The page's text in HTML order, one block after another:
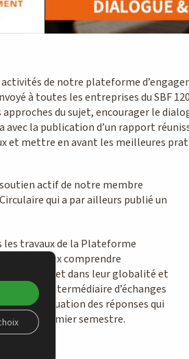
activités de notre plateforme
à toutes les entreprises du SBF
du sujet, encourager le
la publication d’un rapport
et mettre en avant les meilleures
actif de notre membre
qui a par ailleurs publié un
les travaux de la Plateforme
à mieux comprendre
le sujet dans leur globalité et
par l’intermédiaire d’échanges
d’une évaluation des réponses qui
fin du premier semestre.